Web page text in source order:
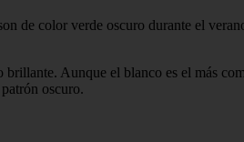
de color verde oscuro durante el
Aunque el blanco es el más
oscuro.